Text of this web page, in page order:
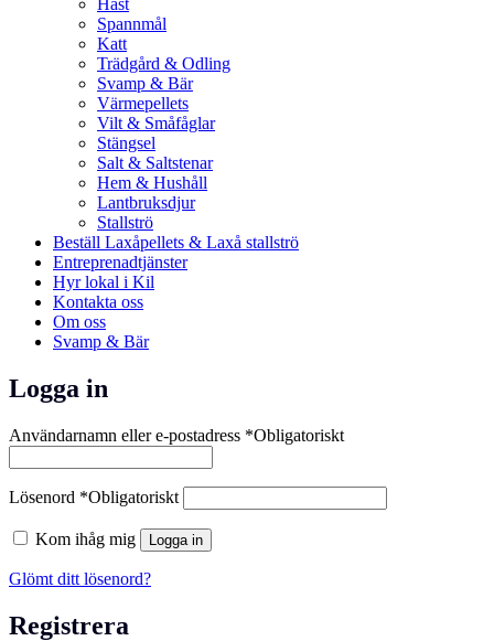
Häst
Spannmål
Katt
Trädgård & Odling
Svamp & Bär
Värmepellets
Vilt & Småfåglar
Stängsel
Salt & Saltstenar
Hem & Hushåll
Lantbruksdjur
Stallströ
Beställ Laxåpellets & Laxå stallströ
Entreprenadtjänster
Hyr lokal i Kil
Kontakta oss
Om oss
Svamp & Bär
Logga in
Användarnamn eller e-postadress *Obligatoriskt
Lösenord *Obligatoriskt
Kom ihåg mig Logga in
Glömt ditt lösenord?
Registrera